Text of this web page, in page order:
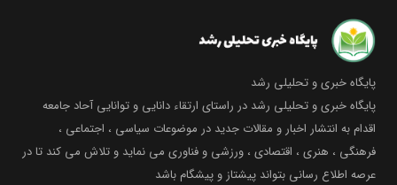
پایگاه خبری و تحلیلی رشد
پایگاه خبری و تحلیلی رشد در راستای ارتقاء دانایی و توانایی آحاد جامعه
اقدام به انتشار اخبار و مقالات جدید در موضوعات سیاسی ، اجتماعی ،
فرهنگی ، هنری ، اقتصادی ، ورزشی و فناوری می نماید و تلاش می کند تا در
عرصه اطلاع رسانی بتواند پیشتاز و پیشگام باشد